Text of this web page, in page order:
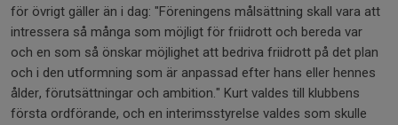
för övrigt gäller än i dag: "Föreningens målsättning skall vara att
intressera så många som möjligt för friidrott och bereda var
och en som så önskar möjlighet att bedriva friidrott på det plan
och i den utformning som är anpassad efter hans eller hennes
ålder, förutsättningar och ambition." Kurt valdes till klubbens
första ordförande, och en interimsstyrelse valdes som skulle